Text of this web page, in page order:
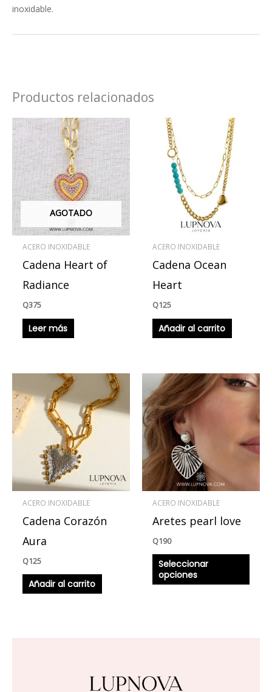
inoxidable.
Productos relacionados
AGOTADO
ACERO INOXIDABLE
Cadena Heart of
Radiance
Q375
Leer más
ACERO INOXIDABLE
Cadena Ocean
Heart
Q125
Añadir al carrito
ACERO INOXIDABLE
Cadena Corazón
Aura
Q125
Añadir al carrito
ACERO INOXIDABLE
Aretes pearl love
Q190
Seleccionar
opciones
Este
se
la
de